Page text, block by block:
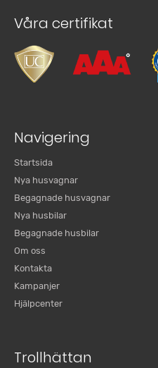
Våra certifikat
Navigering
Startsida
Nya husvagnar
Begagnade husvagnar
Nya husbilar
Begagnade husbilar
Om oss
Kontakta
Kampanjer
Hjälpcenter
Trollhättan